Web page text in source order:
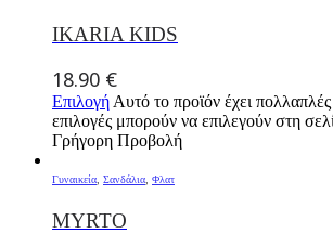
IKARIA KIDS
18.90 €
Επιλογή Αυτό το προϊόν έχει
επιλογές μπορούν να επιλεγούν στη
Γρήγορη Προβολή
Γυναικεία, Σανδάλια, Φλατ
MYRTO